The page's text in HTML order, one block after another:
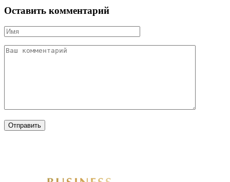
Оставить комментарий